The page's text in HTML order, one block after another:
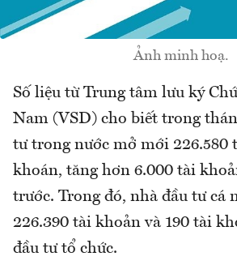
Ảnh minh hoạ.
Số liệu từ Trung tâm lưu ký
Nam (VSD) cho biết trong
tư trong nước mở mới 226.580
khoán, tăng hơn 6.000 tài
trước. Trong đó, nhà đầu tư cá
226.390 tài khoản và 190 tài
đầu tư tổ chức.